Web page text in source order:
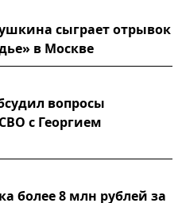
сыграет отрывок
в Москве
вопросы
с Георгием
более 8 млн рублей за